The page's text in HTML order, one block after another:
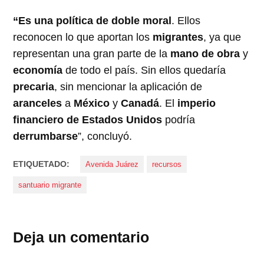
“Es una política de doble moral. Ellos
reconocen lo que aportan los migrantes, ya que
representan una gran parte de la mano de obra y
economía de todo el país. Sin ellos quedaría
precaria, sin mencionar la aplicación de
aranceles a México yCanadá. El imperio
financiero de Estados Unidos podría
derrumbarse”, concluyó.
ETIQUETADO: Avenida Juárez recursos
santuario migrante
Deja un comentario